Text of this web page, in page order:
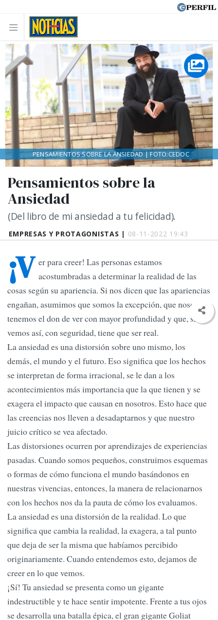
EMPRESAS Y PROTAGONISTAS | 08-11-2022 19:43
Pensamientos sobre la
Ansiedad
(Del libro de mi ansiedad a tu felicidad).
PENSAMIENTOS SOBRE LA ANSIEDAD | FOTO:CEDOC
¡V er para creer! Las personas estamos
acostumbradas a determinar la realidad de las
cosas según su apariencia. Si nos dicen que las apariencias
engañan, asumimos que somos la excepción, que nosotros
tenemos el don de ver con mayor profundidad y que, si lo
vemos así, con seguridad, tiene que ser real.
La ansiedad es una distorsión sobre uno mismo, los
demás, el mundo y el futuro. Eso significa que los hechos
se interpretan de forma irracional, se le dan a los
acontecimientos más importancia que la que tienen y se
exagera el impacto que causan en nosotros. Esto hace que
las creencias nos lleven a desadaptarnos y que nuestro
juicio crítico se vea afectado.
Las distorsiones ocurren por aprendizajes de experiencias
pasadas. Cuando somos pequeños, construimos esquemas
o formas de cómo funciona el mundo basándonos en
nuestras vivencias, entonces, la manera de relacionarnos
con los hechos nos da la pauta de cómo los evaluamos.
La ansiedad es una distorsión de la realidad. Lo que
significa que cambia la realidad, la exagera, a tal punto
que deja de ser la misma que habíamos percibido
originariamente. Cuando entendemos esto, dejamos de
creer en lo que vemos.
¡Sí! Tu ansiedad se presenta como un gigante
indestructible y te hace sentir impotente. Frente a tus ojos
se desarrolla una batalla épica, el gran gigante Goliat